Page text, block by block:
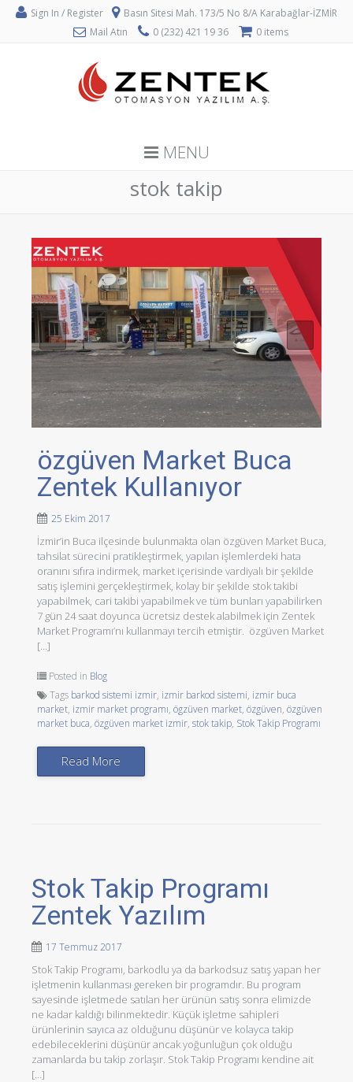
Sign In / Register
Basın Sitesi Mah. 173/5 No 8/A Karabağlar-İZMİR
Mail Atın
0 (232) 421 19 36 0 items
MENU
stok takip
özgüven Market Buca
Zentek Kullanıyor
25 Ekim 2017
İzmir’in Buca ilçesinde bulunmakta olan özgüven Market Buca,
tahsilat sürecini pratikleştirmek, yapılan işlemlerdeki hata
oranını sıfıra indirmek, market içerisinde vardiyalı bir şekilde
satış işlemini gerçekleştirmek, kolay bir şekilde stok takibi
yapabilmek, cari takibi yapabilmek ve tüm bunları yapabilirken
7 gün 24 saat doyunca ücretsiz destek alabilmek için Zentek
Market Programı’nı kullanmayı tercih etmiştir. özgüven Market
[…]
Posted in Blog
Tags barkod sistemi izmir, izmir barkod sistemi, izmir buca
market, izmir market programı,ögzüven market,özgüven,özgüven
market buca,özgüven market izmir,stok takip, Stok Takip Programı
Read More
Stok Takip Programı
Zentek Yazılım
17 Temmuz 2017
Stok Takip Programı, barkodlu ya da barkodsuz satış yapan her
işletmenin kullanması gereken bir programdır. Bu program
sayesinde işletmede satılan her ürünün satış sonra elimizde
ne kadar kaldığı bilinmektedir. Küçük işletme sahipleri
ürünlerinin sayıca az olduğunu düşünür ve kolayca takip
edebileceklerini düşünür ancak yoğunluğun çok olduğu
zamanlarda bu takip zorlaşır. Stok Takip Programı kendine ait
[…]